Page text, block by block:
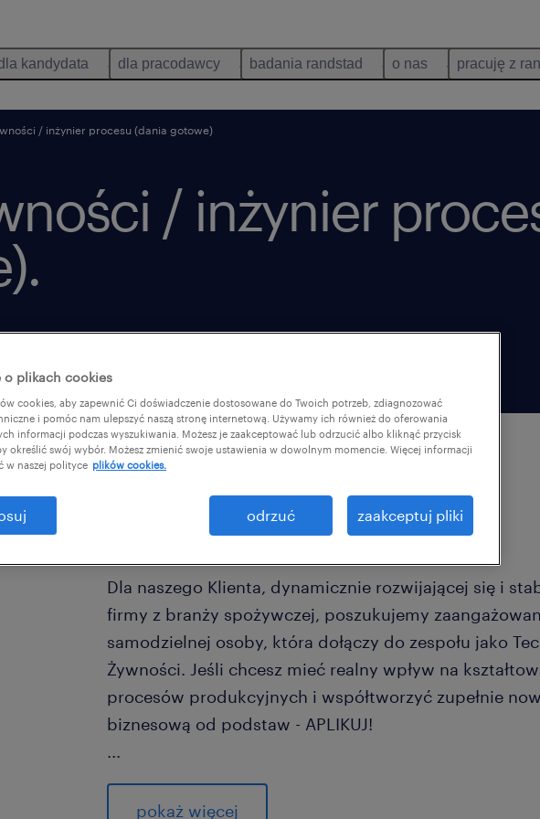
kandydata dla pracodawcy badania randstad o nas pracuję z
/ inżynier procesu (dania gotowe)
/ inżynier
Dla naszego Klienta, dynamicznie rozwijającej się i
firmy z branży spożywczej, poszukujemy
samodzielnej osoby, która dołączy do zespołu jako
Żywności. Jeśli chcesz mieć realny wpływ na
procesów produkcyjnych i współtworzyć zupełnie
biznesową od podstaw - APLIKUJ!
...
zadania
pokaż więcej
o plikach cookies
cookies, aby zapewnić Ci doświadczenie dostosowane do Twoich potrzeb, zdiagnozować
i pomóc nam ulepszyć naszą stronę internetową. Używamy ich również do oferowania
informacji podczas wyszukiwania. Możesz je zaakceptować lub odrzucić albo kliknąć przycisk
określić swój wybór. Możesz zmienić swoje ustawienia w dowolnym momencie. Więcej informacji
w naszej polityce plików cookies.
odrzuć zaakceptuj pliki